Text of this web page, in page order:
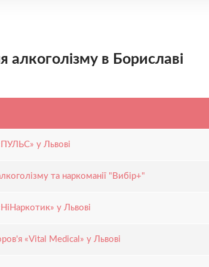
алкоголізму в Бориславі
у Львові
та наркоманії "Вибір+"
у Львові
«Vital Medical» у Львові